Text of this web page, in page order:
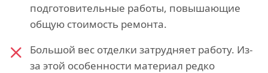
подготовительные работы, повышающие
общую стоимость ремонта.
Большой вес отделки затрудняет работу. Из-
за этой особенности материал редко